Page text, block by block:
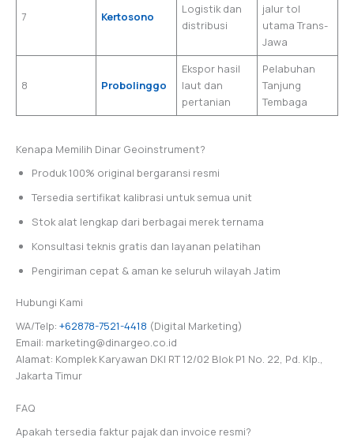
7 Kertosono
Logistik dan
distribusi
jalur tol
utama Trans-
Jawa
8 Probolinggo
Ekspor hasil
laut dan
pertanian
Pelabuhan
Tanjung
Tembaga
Kenapa Memilih Dinar Geoinstrument?
Produk 100% original bergaransi resmi
Tersedia sertifikat kalibrasi untuk semua unit
Stok alat lengkap dari berbagai merek ternama
Konsultasi teknis gratis dan layanan pelatihan
Pengiriman cepat & aman ke seluruh wilayah Jatim
Hubungi Kami
WA/Telp: +62878-7521-4418 (Digital Marketing)
Email: marketing@dinargeo.co.id
Alamat: Komplek Karyawan DKI RT 12/02 Blok P1 No. 22, Pd. Klp.,
Jakarta Timur
FAQ
Apakah tersedia faktur pajak dan invoice resmi?